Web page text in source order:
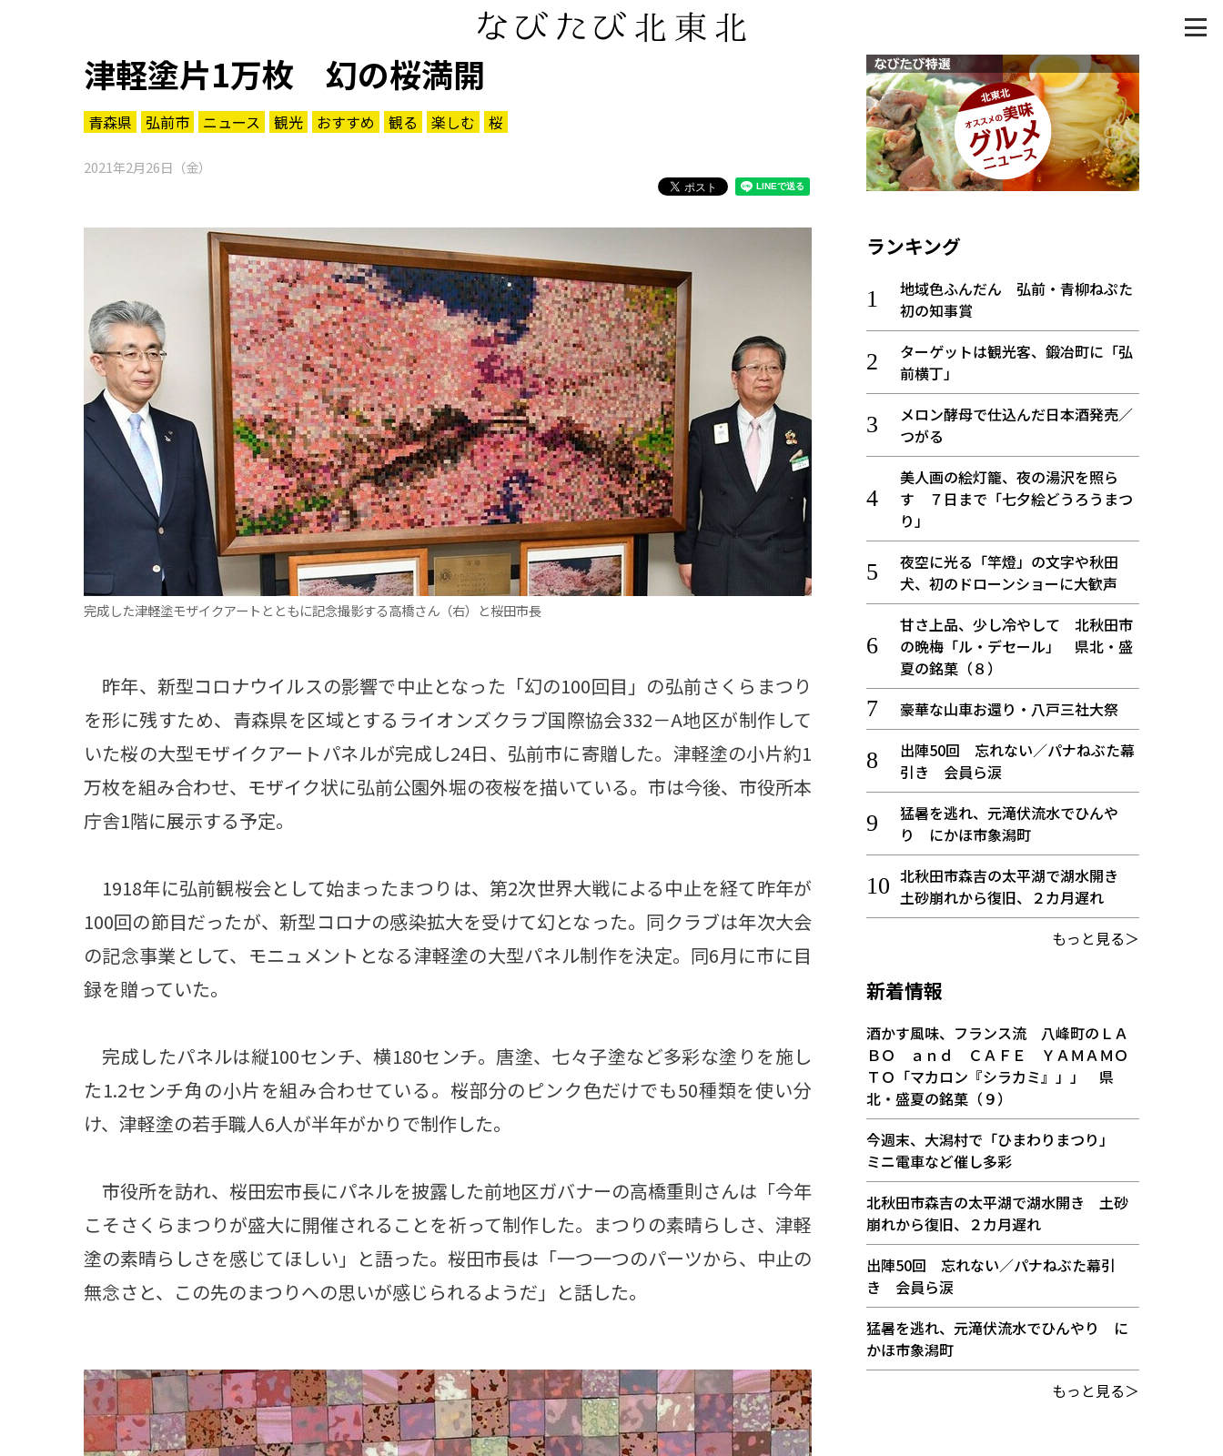
津軽塗片1万枚 幻の桜満開
青森県 弘前市 ニュース 観光 おすすめ 観る 楽しむ 桜
2021年2月26日（金）
完成した津軽塗モザイクアートとともに記念撮影する高橋さん（右）と桜田市長
昨年、新型コロナウイルスの影響で中止となった「幻の100回目」の弘前さくらまつり
を形に残すため、青森県を区域とするライオンズクラブ国際協会332－A地区が制作して
いた桜の大型モザイクアートパネルが完成し24日、弘前市に寄贈した。津軽塗の小片約1
万枚を組み合わせ、モザイク状に弘前公園外堀の夜桜を描いている。市は今後、市役所本
庁舎1階に展示する予定。
1918年に弘前観桜会として始まったまつりは、第2次世界大戦による中止を経て昨年が
100回の節目だったが、新型コロナの感染拡大を受けて幻となった。同クラブは年次大会
の記念事業として、モニュメントとなる津軽塗の大型パネル制作を決定。同6月に市に目
録を贈っていた。
完成したパネルは縦100センチ、横180センチ。唐塗、七々子塗など多彩な塗りを施し
た1.2センチ角の小片を組み合わせている。桜部分のピンク色だけでも50種類を使い分
け、津軽塗の若手職人6人が半年がかりで制作した。
市役所を訪れ、桜田宏市長にパネルを披露した前地区ガバナーの高橋重則さんは「今年
こそさくらまつりが盛大に開催されることを祈って制作した。まつりの素晴らしさ、津軽
塗の素晴らしさを感じてほしい」と語った。桜田市長は「一つ一つのパーツから、中止の
無念さと、この先のまつりへの思いが感じられるようだ」と話した。
ランキング
地域色ふんだん 弘前・青柳ねぷた
初の知事賞
ターゲットは観光客、鍛冶町に「弘
前横丁」
メロン酵母で仕込んだ日本酒発売／
つがる
美人画の絵灯籠、夜の湯沢を照ら
す ７日まで「七夕絵どうろうまつ
り」
夜空に光る「竿燈」の文字や秋田
犬、初のドローンショーに大歓声
甘さ上品、少し冷やして 北秋田市
の晩梅「ル・デセール」 県北・盛
夏の銘菓（８）
豪華な山車お還り・八戸三社大祭
出陣50回 忘れない／パナねぶた幕
引き 会員ら涙
猛暑を逃れ、元滝伏流水でひんや
り にかほ市象潟町
北秋田市森吉の太平湖で湖水開き
土砂崩れから復旧、２カ月遅れ
もっと見る＞
新着情報
酒かす風味、フランス流 八峰町のＬＡ
ＢＯ ａｎｄ ＣＡＦＥ ＹＡＭＡＭＯ
ＴＯ「マカロン『シラカミ』」」 県
北・盛夏の銘菓（９）
今週末、大潟村で「ひまわりまつり」
ミニ電車など催し多彩
北秋田市森吉の太平湖で湖水開き 土砂
崩れから復旧、２カ月遅れ
出陣50回 忘れない／パナねぶた幕引
き 会員ら涙
猛暑を逃れ、元滝伏流水でひんやり に
かほ市象潟町
もっと見る＞
パワースポット
アウトドア・レジャー
ご当地グルメ